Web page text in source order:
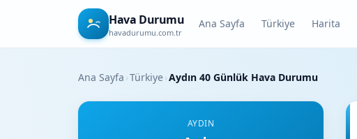
Hava Durumu
havadurumu.com.tr
Ana Sayfa Türkiye Harita
Ana Sayfa ›Türkiye›Aydın 40 Günlük Hava Durumu
AYDIN